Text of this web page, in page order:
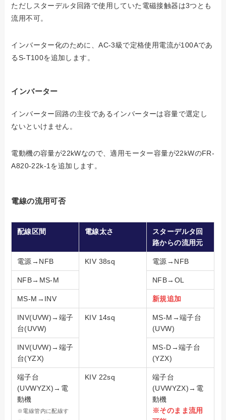
ただしスターデルタ回路で使用していた電磁接触器は3つとも
流用不可。
インバーター化のために、AC-3級で定格使用電流が100Aであ
るS-T100を追加します。
インバーター
インバーター回路の主役であるインバーターは容量で選定し
ないといけません。
電動機の容量が22kWなので、適用モーター容量が22kWのFR-
A820-22k-1を追加します。
電線の流用可否
配線区間 電線太さ
スターデルタ回
路からの流用元
電源→NFB KIV 38sq 電源→NFB
NFB→MS-M NFB→OL
MS-M→INV 新規追加
INV(UVW)→端子
台(UVW)
KIV 14sq
MS-M→端子台
(UVW)
INV(UVW)→端子
台(YZX)
MS-D→端子台
(YZX)
端子台
(UVWYZX)→電
動機
※電線管内に配線す
KIV 22sq
端子台
(UVWYZX)→電
動機
※そのまま流用